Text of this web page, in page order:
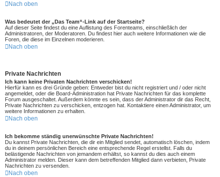
Nach oben
Was bedeutet der „Das Team“-Link auf der Startseite?
Auf dieser Seite findest du eine Auflistung des Forenteams, einschließlich der
Administratoren, der Moderatoren. Du findest hier auch weitere Informationen wie die
Foren, die diese im Einzelnen moderieren.
Nach oben
Private Nachrichten
Ich kann keine Privaten Nachrichten verschicken!
Hierfür kann es drei Gründe geben: Entweder bist du nicht registriert und / oder nicht
angemeldet, oder die Board-Administration hat Private Nachrichten für das komplette
Forum ausgeschaltet. Außerdem könnte es sein, dass der Administrator dir das Recht,
Private Nachrichten zu verschicken, entzogen hat. Kontaktiere einen Administrator, um
weitere Informationen zu erhalten.
Nach oben
Ich bekomme ständig unerwünschte Private Nachrichten!
Du kannst Private Nachrichten, die dir ein Mitglied sendet, automatisch löschen, indem
du in deinem persönlichen Bereich eine entsprechende Regel erstellst. Falls du
belästigende Nachrichten von jemandem erhältst, so kannst du dies auch einem
Administrator melden. Dieser kann dem betreffenden Mitglied dann verbieten, Private
Nachrichten zu versenden.
Nach oben